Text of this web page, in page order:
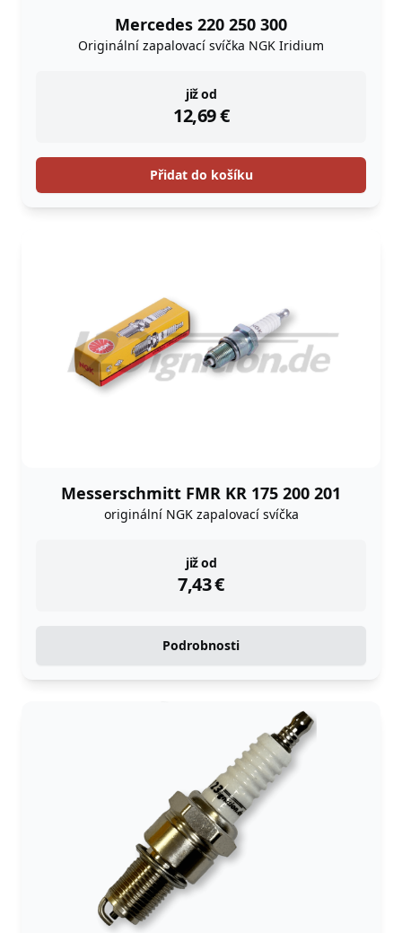
Mercedes 220 250 300
Originální zapalovací svíčka NGK Iridium
již od
12,69€
instock
Přidat do košíku
Messerschmitt FMR KR 175 200 201
originální NGK zapalovací svíčka
již od
7,43€
instock
Podrobnosti